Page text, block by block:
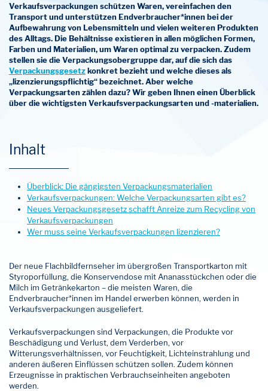
Verkaufsverpackungen schützen Waren, vereinfachen den
Transport und unterstützen Endverbraucher*innen bei der
Aufbewahrung von Lebensmitteln und vielen weiteren Produkten
des Alltags. Die Behältnisse existieren in allen möglichen Formen,
Farben und Materialien, um Waren optimal zu verpacken. Zudem
stellen sie die Verpackungsobergruppe dar, auf die sich das
Verpackungsgesetzkonkret bezieht und welche dieses als
„lizenzierungspflichtig“ bezeichnet. Aber welche
Verpackungsarten zählen dazu? Wir geben Ihnen einen Überblick
über die wichtigsten Verkaufsverpackungsarten und -materialien.
Inhalt
Überblick: Die gängigsten Verpackungsmaterialien
Verkaufsverpackungen: Welche Verpackungsarten gibt es?
Neues Verpackungsgesetz schafft Anreize zum Recycling von
Verkaufsverpackungen
Wer muss seine Verkaufsverpackungen lizenzieren?
Der neue Flachbildfernseher im übergroßen Transportkarton mit
Styroporfüllung, die Konservendose mit Ananasstückchen oder die
Milch im Getränkekarton – die meisten Waren, die
Endverbraucher*innen im Handel erwerben können, werden in
Verkaufsverpackungen ausgeliefert.
Verkaufsverpackungen sind Verpackungen, die Produkte vor
Beschädigung und Verlust, dem Verderben, vor
Witterungsverhältnissen, vor Feuchtigkeit, Lichteinstrahlung und
anderen äußeren Einflüssen schützen sollen. Zudem können
Erzeugnisse in praktischen Verbrauchseinheiten angeboten
werden.